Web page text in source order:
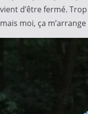
vient d’être fermé.
mais moi, ça